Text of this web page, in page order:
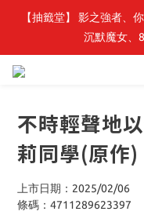
最新開賣🔥
【抽籤堂】 影之強者、
沉默魔女、
不時輕聲地
莉同學(原作
上市日期：2025/02/06
條碼：4711289623397